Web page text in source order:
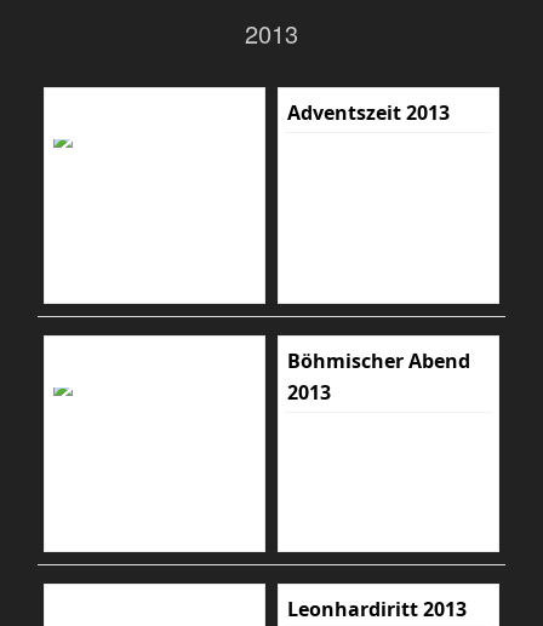
2013
Adventszeit 2013
Böhmischer Abend
2013
Leonhardiritt 2013